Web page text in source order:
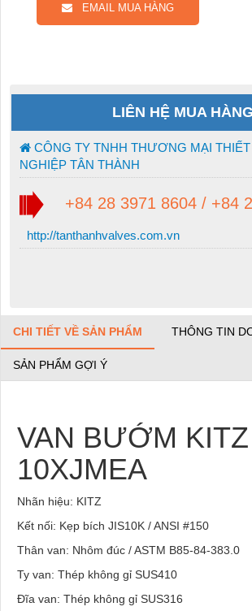
EMAIL MUA HÀNG
LIÊN HỆ MUA HÀNG
CÔNG TY TNHH THƯƠNG MẠI THIẾT
NGHIỆP TÂN THÀNH
+84 28 3971 8604 / +84
http://tanthanhvalves.com.vn
CHI TIẾT VỀ SẢN PHẨM THÔNG TIN
SẢN PHẨM GỢI Ý
VAN BƯỚM
10XJMEA
Nhãn hiệu: KITZ
Kết nối: Kẹp bích JIS10K / ANSI #150
Thân van: Nhôm đúc / ASTM B85-84-383.0
Ty van: Thép không gỉ SUS410
Đĩa van: Thép không gỉ SUS316